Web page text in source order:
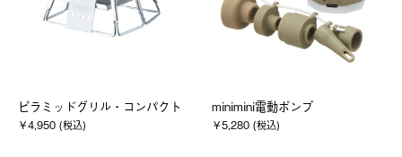
ピラミッドグリル・コンパクト
￥4,950 (税込)
minimini電動ポンプ
￥5,280 (税込)